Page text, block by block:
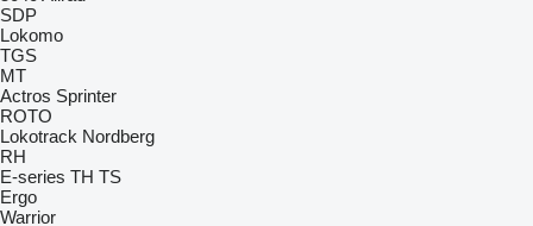
SDP
Lokomo
TGS
MT
Actros Sprinter
ROTO
Lokotrack Nordberg
RH
E-series TH TS
Ergo
Warrior